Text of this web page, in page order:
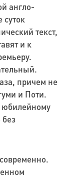
англо-
текст,
и к
причем не
и Поти.
юбилейному